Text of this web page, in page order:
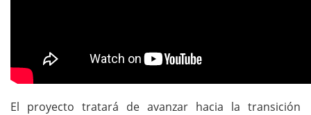
El proyecto tratará de avanzar hacia la transición